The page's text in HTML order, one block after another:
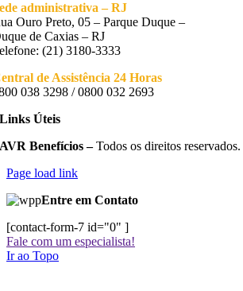
administrativa – RJ
Ouro Preto, 05 – Parque Duque –
de Caxias – RJ
(21) 3180-3333
de Assistência 24 Horas
038 3298 / 0800 032 2693
Links Úteis
AVR Benefícios –Todos os direitos reservados.
Page load link
Entre em Contato
[contact-form-7 id="0" ]
Fale com um especialista!
Ir ao Topo